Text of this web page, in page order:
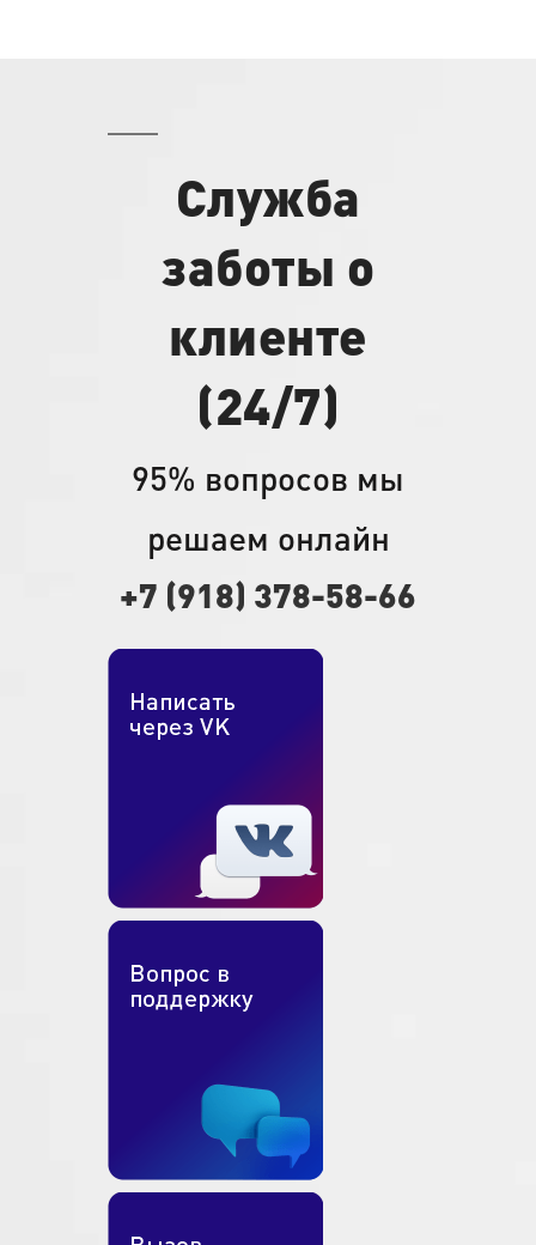
Служба
заботы о
клиенте
(24/7)
95% вопросов мы
решаем онлайн
+7 (918) 378-58-66